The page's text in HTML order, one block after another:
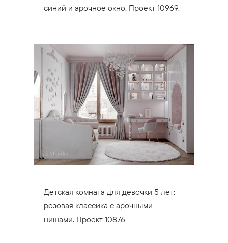
синий и арочное окно. Проект 10969.
Детская комната для девочки 5 лет:
розовая классика с арочными
нишами. Проект 10876